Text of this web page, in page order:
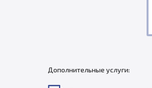
Дополнительные услуги: